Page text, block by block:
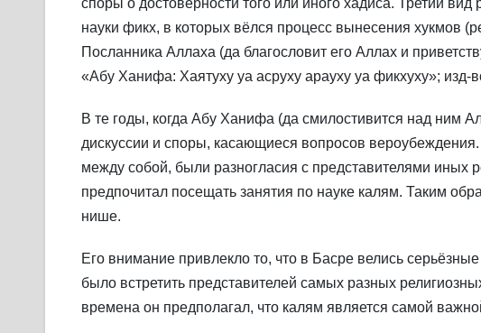
споры о достоверности того или иного хадиса. Третий
науки фикх, в которых вёлся процесс вынесения хукмов
Посланника Аллаха (да благословит его Аллах и
«Абу Ханифа: Хаятуху уа асруху арауху уа фикхуху»;
В те годы, когда Абу Ханифа (да смилостивится над ним
дискуссии и споры, касающиеся вопросов
между собой, были разногласия с представителями иных
предпочитал посещать занятия по науке калям. Таким
нише.
Его внимание привлекло то, что в Басре велись
было встретить представителей самых разных
времена он предполагал, что калям является самой